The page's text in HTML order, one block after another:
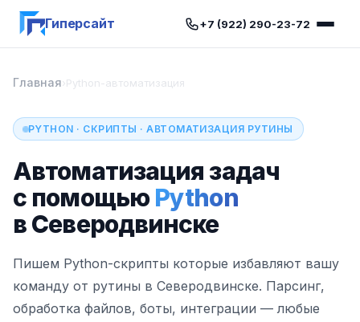
Гиперсайт +7 (922) 290-23-72
Главная›Python-автоматизация
PYTHON · СКРИПТЫ · АВТОМАТИЗАЦИЯ РУТИНЫ
Автоматизация задач
с помощьюPython
в Северодвинске
Пишем Python-скрипты которые избавляют вашу
команду от рутины в Северодвинске. Парсинг,
обработка файлов, боты, интеграции — любые